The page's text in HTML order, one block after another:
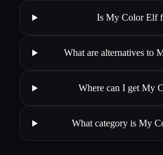
Is My Color Elf
What are alternatives to
Where can I get My
What category is My